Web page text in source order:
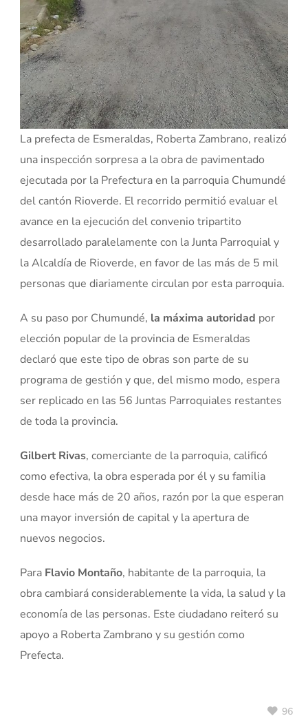
La prefecta de Esmeraldas, Roberta Zambrano, realizó
una inspección sorpresa a la obra de pavimentado
ejecutada por la Prefectura en la parroquia Chumundé
del cantón Rioverde. El recorrido permitió evaluar el
avance en la ejecución del convenio tripartito
desarrollado paralelamente con la Junta Parroquial y
la Alcaldía de Rioverde, en favor de las más de 5 mil
personas que diariamente circulan por esta parroquia.
A su paso por Chumundé, la máxima autoridad por
elección popular de la provincia de Esmeraldas
declaró que este tipo de obras son parte de su
programa de gestión y que, del mismo modo, espera
ser replicado en las 56 Juntas Parroquiales restantes
de toda la provincia.
Gilbert Rivas, comerciante de la parroquia, calificó
como efectiva, la obra esperada por él y su familia
desde hace más de 20 años, razón por la que esperan
una mayor inversión de capital y la apertura de
nuevos negocios.
Para Flavio Montaño, habitante de la parroquia, la
obra cambiará considerablemente la vida, la salud y la
economía de las personas. Este ciudadano reiteró su
apoyo a Roberta Zambrano y su gestión como
Prefecta.
96